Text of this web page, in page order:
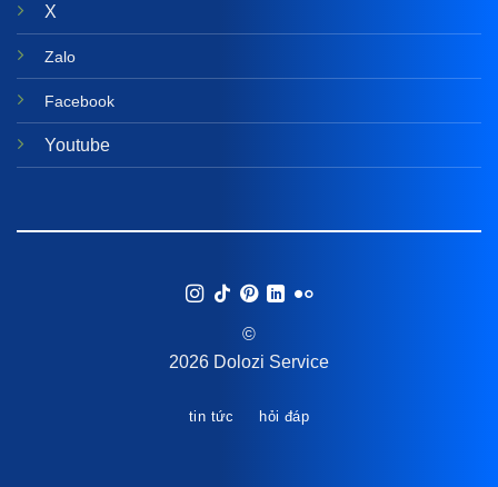
X
Zalo
Facebook
Youtube
©
2026 Dolozi Service
tin tức hỏi đáp